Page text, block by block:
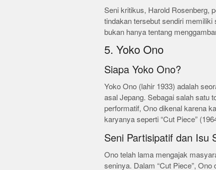
Seni kritikus, Harold Rosenberg,
tindakan tersebut sendiri
bukan hanya tentang
5. Yoko Ono
Siapa Yoko Ono?
Yoko Ono (lahir 1933) adalah
asal Jepang. Sebagai salah satu
performatif, Ono dikenal karena
karyanya seperti “Cut Piece”
Seni Partisipatif dan Isu
Ono telah lama mengajak
seninya. Dalam “Cut Piece”,